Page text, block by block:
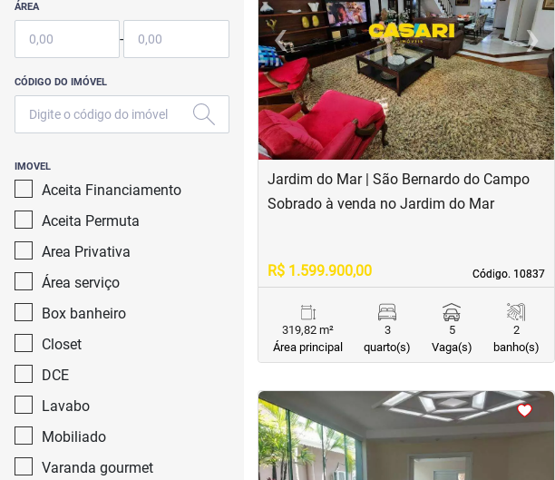
ÁREA
-
CÓDIGO DO IMÓVEL
IMOVEL
Aceita Financiamento
Aceita Permuta
Area Privativa
Área serviço
Box banheiro
Closet
DCE
Lavabo
Mobiliado
Varanda gourmet
‹Previous ›Next
Jardim do Mar | São Bernardo do Campo
Código. 10837
Código. 10837
Sobrado à venda no Jardim do Mar
R$ 1.599.900,00
319,82 m²
Área principal
3
quarto(s)
5
Vaga(s)
2
banho(s)
<<<